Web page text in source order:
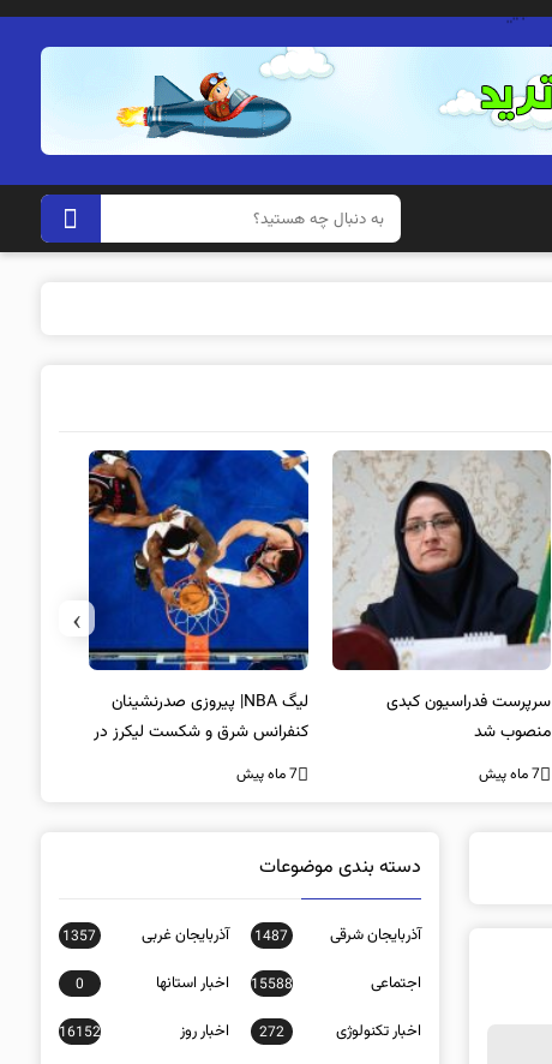
سرپرست فدراسیون کبدی
منصوب شد
7 ماه پیش
لیگ NBA| پیروزی صدرنشینان
کنفرانس شرق و شکست لیکرز در
غیاب جیمز
7 ماه پیش
›
دسته بندی موضوعات
آذربایجان شرقی 1487 آذربایجان غربی 1357
اجتماعی 15588 اخبار استانها 0
اخبار تکنولوژی 272 اخبار روز 16152